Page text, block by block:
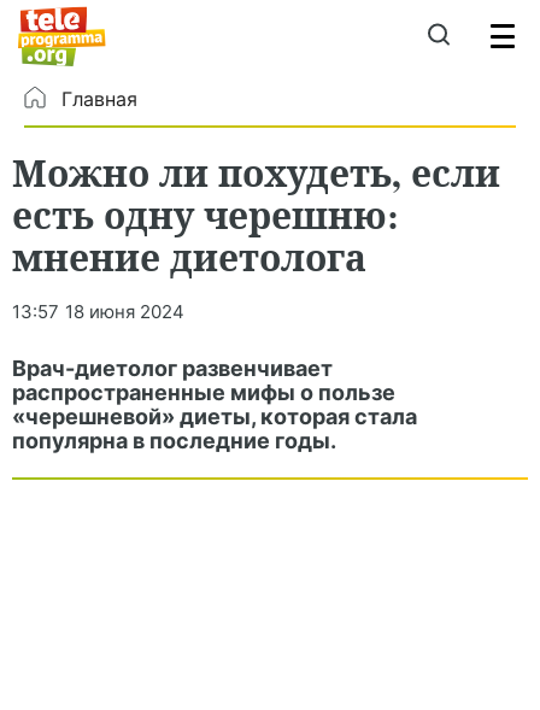
Главная
Можно ли похудеть, если
есть одну черешню:
мнение диетолога
13:57 18 июня 2024
Врач-диетолог развенчивает
распространенные мифы о пользе
«черешневой» диеты, которая стала
популярна в последние годы.